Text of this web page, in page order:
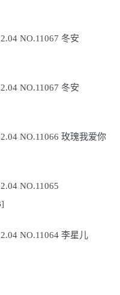
NO.11067 冬安
NO.11067 冬安
NO.11066 玫瑰我爱你
NO.11065
NO.11064 李星儿